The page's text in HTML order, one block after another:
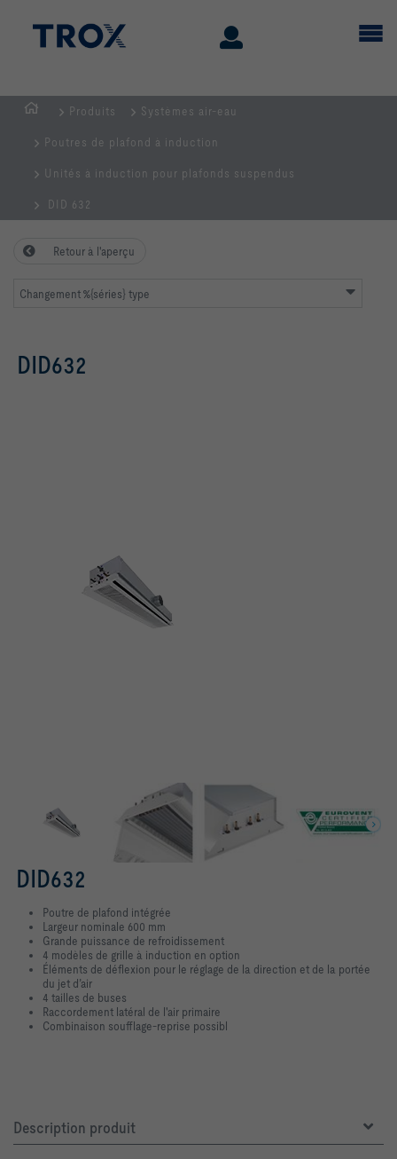
d'accueil
Produits Systèmes air-eau
Poutres de plafond à induction
Unités à induction pour plafonds suspendus
DID 632
Retour à l'aperçu
Changement %{séries} type
DID632
DID632
Poutre de plafond intégrée
Largeur nominale 600 mm
Grande puissance de refroidissement
4 modèles de grille à induction en option
Éléments de déflexion pour le réglage de la direction et de la portée
du jet d’air
4 tailles de buses
Raccordement latéral de l'air primaire
Combinaison soufflage-reprise possibl
Description produit